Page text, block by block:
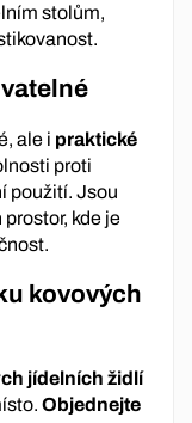
stolům,
ale i praktické
proti
použití. Jsou
kde je
kovových
jídelních židlí
Objednejte